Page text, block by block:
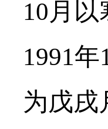
10月
1991
为戊戌